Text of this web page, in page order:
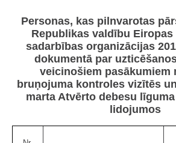
Personas, kas pilnvarotas
Republikas valdību
sadarbības organizācijas
dokumentā par
veicinošiem pasākumiem
bruņojuma kontroles vizītēs
marta Atvērto debesu
lidojumos